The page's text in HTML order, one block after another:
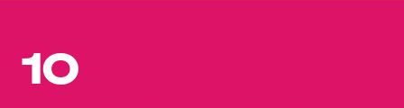
10